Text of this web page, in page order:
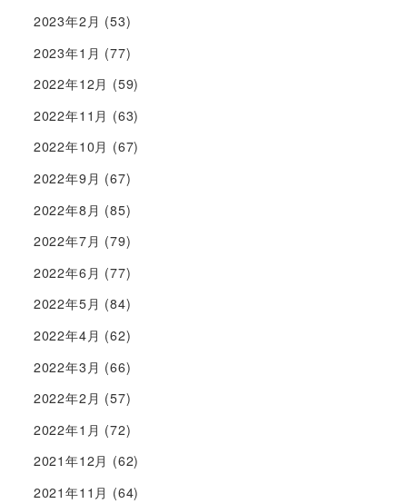
2023年2月 (53)
2023年1月 (77)
2022年12月 (59)
2022年11月 (63)
2022年10月 (67)
2022年9月 (67)
2022年8月 (85)
2022年7月 (79)
2022年6月 (77)
2022年5月 (84)
2022年4月 (62)
2022年3月 (66)
2022年2月 (57)
2022年1月 (72)
2021年12月 (62)
2021年11月 (64)